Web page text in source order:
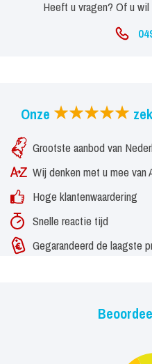
En iemand die heerlijke
Het Te Gekke Piccolo
Heeft u vragen? Of u
Onze
Grootste aanbod van
Wij denken met u mee van
Hoge klantenwaardering
Snelle reactie tijd
Gegarandeerd de laagste